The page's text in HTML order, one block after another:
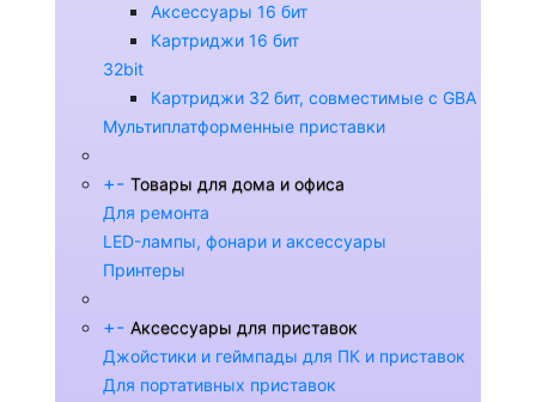
Аксессуары 16 бит
Картриджи 16 бит
32bit
Картриджи 32 бит, совместимые с GBA
Мультиплатформенные приставки
+- Товары для дома и офиса
Для ремонта
LED-лампы, фонари и аксессуары
Принтеры
+- Аксессуары для приставок
Джойстики и геймпады для ПК и приставок
Для портативных приставок